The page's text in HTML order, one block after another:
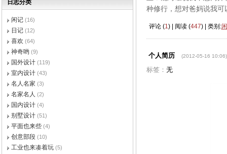
日志分类
闲记 (16)
日记 (12)
喜欢 (64)
神奇哟 (9)
国外设计 (119)
室内设计 (43)
名人名家 (3)
名家名人 (2)
国内设计 (4)
别墅设计 (51)
平面也来些 (4)
创意部段 (10)
工业也来凑着玩 (5)
种修行，想对爸妈说我
评论 (1) | 阅读 (447) | 类别:
个人简历 (2012-05-16 10:06)
标签： 无